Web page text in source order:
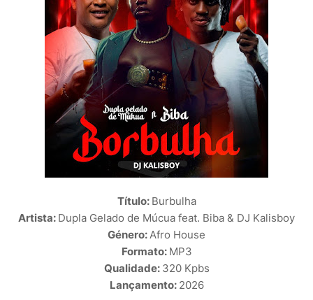
Título: Burbulha
Artista: Dupla Gelado de Múcua feat. Biba & DJ Kalisboy
Género:Afro House
Formato: MP3
Qualidade: 320 Kpbs
Lançamento: 2026